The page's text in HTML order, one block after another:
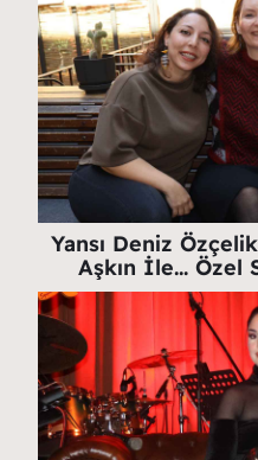
Yansı Deniz
Aşkın İle… Özel